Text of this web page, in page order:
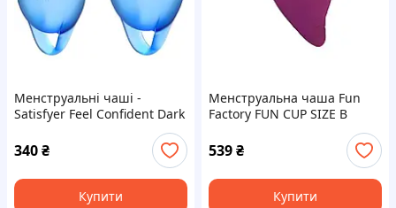
Менструальні чаші -
Satisfyer Feel Confident Dark
340₴
Купити
Менструальна чаша Fun
Factory FUN CUP SIZE B
539₴
Купити